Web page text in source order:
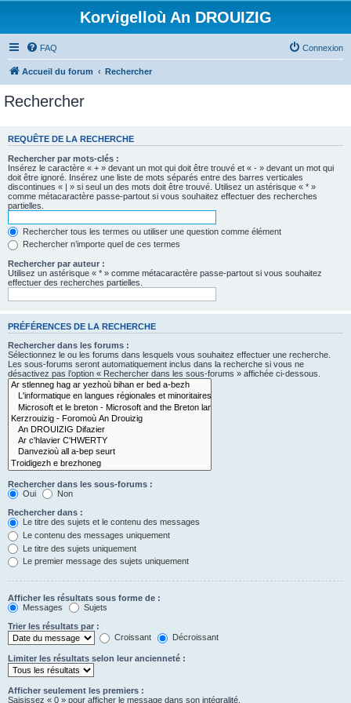
Korvigelloù An DROUIZIG
FAQ Connexion
Accueil du forum Rechercher
Rechercher
REQUÊTE DE LA RECHERCHE
Rechercher par mots-clés :
Insérez le caractère « + » devant un mot qui doit être trouvé et « - » devant un mot qui
doit être ignoré. Insérez une liste de mots séparés entre des barres verticales
discontinues « | » si seul un des mots doit être trouvé. Utilisez un astérisque « * »
comme métacaractère passe-partout si vous souhaitez effectuer des recherches
partielles.
Rechercher tous les termes ou utiliser une question comme élément
Rechercher n’importe quel de ces termes
Rechercher par auteur :
Utilisez un astérisque « * » comme métacaractère passe-partout si vous souhaitez
effectuer des recherches partielles.
PRÉFÉRENCES DE LA RECHERCHE
Rechercher dans les forums :
Sélectionnez le ou les forums dans lesquels vous souhaitez effectuer une recherche.
Les sous-forums seront automatiquement inclus dans la recherche si vous ne
désactivez pas l’option « Rechercher dans les sous-forums » affichée ci-dessous.
Rechercher dans les sous-forums :
Oui
Non
Rechercher dans :
Le titre des sujets et le contenu des messages
Le contenu des messages uniquement
Le titre des sujets uniquement
Le premier message des sujets uniquement
Afficher les résultats sous forme de :
Messages
Sujets
Trier les résultats par :
Croissant
Décroissant
Limiter les résultats selon leur ancienneté :
Afficher seulement les premiers :
Saisissez « 0 » pour afficher le message dans son intégralité.